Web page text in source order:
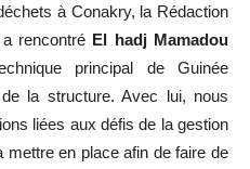
à Conakry, la Rédaction
a rencontré El hadj Mamadou
principal de Guinée
la structure. Avec lui, nous
liées aux défis de la gestion
en place afin de faire de